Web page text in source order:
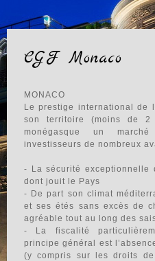
CGF Monaco
MONACO
Le prestige international de
son territoire (moins de 2
monégasque un
investisseurs de nombreux
- La sécurité exceptionnelle
dont jouit le Pays
- De part son climat
et ses étés sans excès de
agréable tout au long des
- La fiscalité
principe général est
(y compris sur les droits